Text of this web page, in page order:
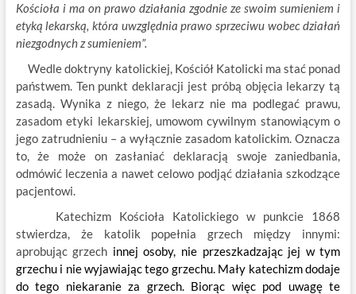
Kościoła i ma on prawo działania zgodnie ze swoim sumieniem i
etyką lekarską, która uwzględnia prawo sprzeciwu wobec działań
niezgodnych z sumieniem”.
Wedle doktryny katolickiej, Kościół Katolicki ma stać ponad
państwem. Ten punkt deklaracji jest próbą objęcia lekarzy tą
zasadą. Wynika z niego, że lekarz nie ma podlegać prawu,
zasadom etyki lekarskiej, umowom cywilnym stanowiącym o
jego zatrudnieniu – a wyłącznie zasadom katolickim. Oznacza
to, że może on zasłaniać deklaracją swoje zaniedbania,
odmówić leczenia a nawet celowo podjąć działania szkodzące
pacjentowi.
Katechizm Kościoła Katolickiego w punkcie 1868
stwierdza, że katolik popełnia grzech między innymi:
aprobując grzech innej osoby, nie przeszkadzając jej w tym
grzechu i nie wyjawiając tego grzechu. Mały katechizm dodaje
do tego niekaranie za grzech. Biorąc więc pod uwagę te